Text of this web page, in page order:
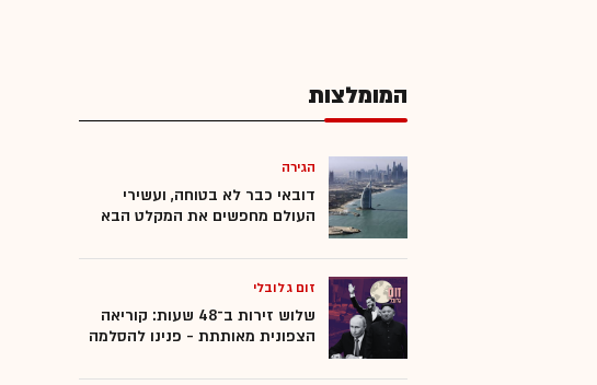
המומלצות
הגירה
דובאי כבר לא בטוחה, ועשירי
העולם מחפשים את המקלט הבא
זום גלובלי
שלוש זירות ב־48 שעות: קוריאה
הצפונית מאותתת - פנינו להסלמה